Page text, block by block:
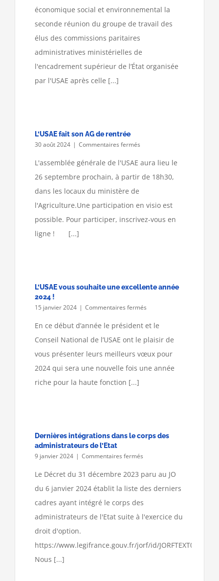
supérieur
économique social et environnemental la
seconde réunion du groupe de travail des
élus des commissions paritaires
administratives ministérielles de
l'encadrement supérieur de l’État organisée
par l'USAE après celle [...]
L’USAE fait son AG de rentrée
30 août 2024 | Commentaires fermés
fait
AG
L'assemblée générale de l'USAE aura lieu le
26 septembre prochain, à partir de 18h30,
dans les locaux du ministère de
l'Agriculture.Une participation en visio est
possible. Pour participer, inscrivez-vous en
ligne ! [...]
L’USAE vous souhaite une excellente année
2024 !
15 janvier 2024 | Commentaires fermés
vous
une
excellente
année
2024
En ce début d’année le président et le
Conseil National de l’USAE ont le plaisir de
vous présenter leurs meilleurs vœux pour
2024 qui sera une nouvelle fois une année
riche pour la haute fonction [...]
Dernières intégrations dans le corps des
administrateurs de l’Etat
9 janvier 2024 | Commentaires fermés
intégrations
le
corps
administrateurs
Le Décret du 31 décembre 2023 paru au JO
du 6 janvier 2024 établit la liste des derniers
cadres ayant intégré le corps des
administrateurs de l'Etat suite à l'exercice du
droit d'option.
https://www.legifrance.gouv.fr/jorf/id/
Nous [...]